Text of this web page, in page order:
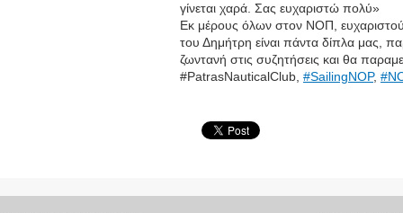
γίνεται χαρά. Σας ευχαριστώ πολύ»
Εκ μέρους όλων στον ΝΟΠ,
του Δημήτρη είναι πάντα δίπλα μας,
ζωντανή στις συζητήσεις και θα
#‎PatrasNauticalClub, #SailingNOP, #